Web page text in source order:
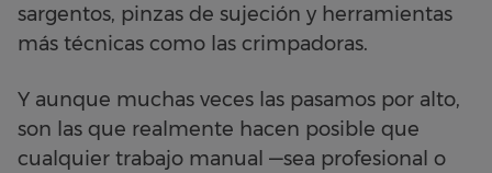
sargentos, pinzas de sujeción y herramientas
más técnicas como las crimpadoras.
Y aunque muchas veces las pasamos por alto,
son las que realmente hacen posible que
cualquier trabajo manual —sea profesional o